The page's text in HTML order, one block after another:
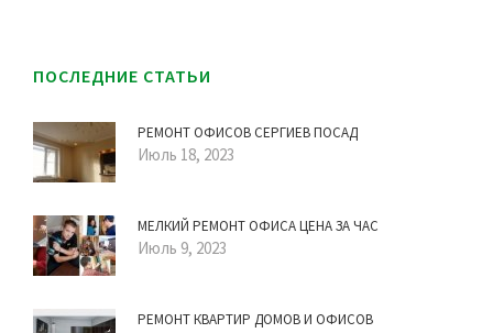
ПОСЛЕДНИЕ СТАТЬИ
РЕМОНТ ОФИСОВ СЕРГИЕВ ПОСАД
Июль 18, 2023
МЕЛКИЙ РЕМОНТ ОФИСА ЦЕНА ЗА ЧАС
Июль 9, 2023
РЕМОНТ КВАРТИР ДОМОВ И ОФИСОВ